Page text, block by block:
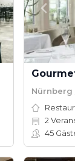
Nürnberg
2
45